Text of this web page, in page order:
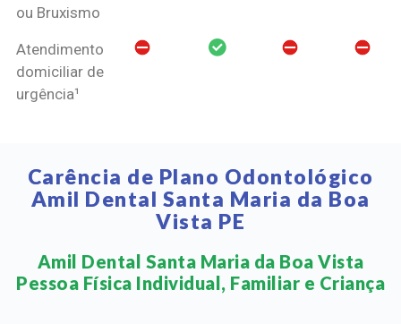
ou Bruxismo
Atendimento
domiciliar de
urgência¹
Carência de Plano Odontológico
Amil Dental Santa Maria da Boa
Vista PE
Amil Dental Santa Maria da Boa Vista
Pessoa Física Individual, Familiar e Criança​